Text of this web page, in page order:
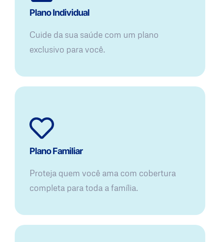
Plano Individual
Cuide da sua saúde com um plano
exclusivo para você.
Plano Familiar
Proteja quem você ama com cobertura
completa para toda a família.